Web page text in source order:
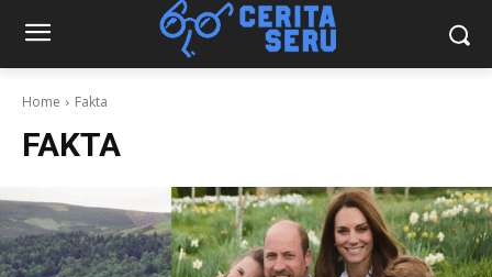
Home Fakta
FAKTA